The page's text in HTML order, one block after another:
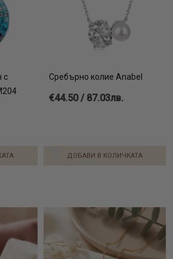
с
Сребърно колие Anabel
€44.50 / 87.03лв.
ДОБАВИ В КОЛИЧКАТА